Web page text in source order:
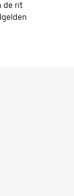
de rit